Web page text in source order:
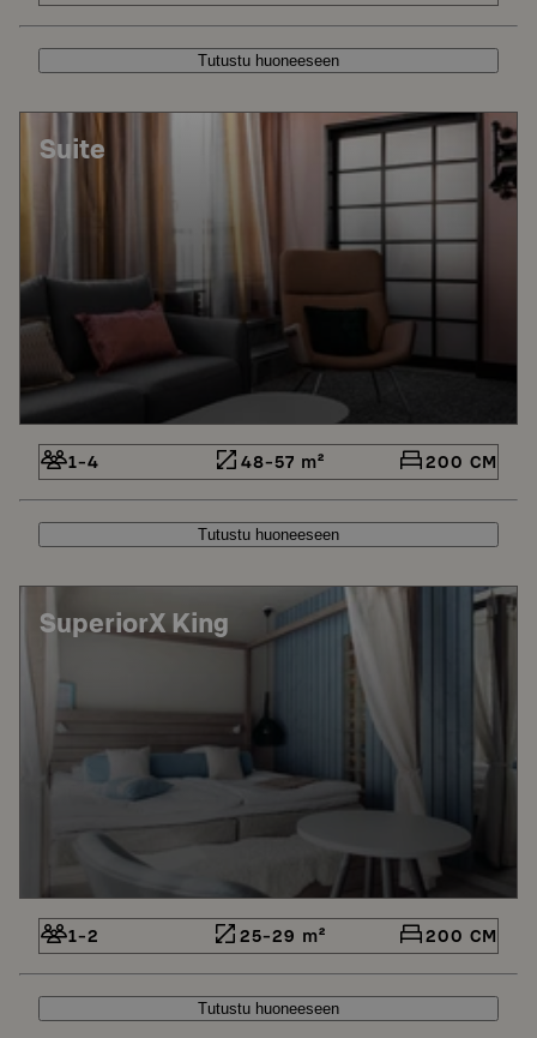
Tutustu huoneeseen
Suite
1-4 48-57 m² 200 CM
Tutustu huoneeseen
SuperiorX King
1-2 25-29 m² 200 CM
Tutustu huoneeseen